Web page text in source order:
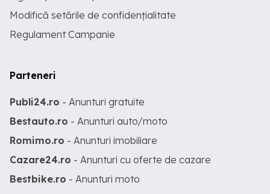
Modifică setările de confidențialitate
Regulament Campanie
Parteneri
Publi24.ro - Anunturi gratuite
Bestauto.ro - Anunturi auto/moto
Romimo.ro - Anunturi imobiliare
Cazare24.ro - Anunturi cu oferte de cazare
Bestbike.ro - Anunturi moto